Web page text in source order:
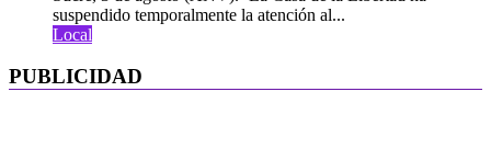
suspendido temporalmente la atención al...
Local
PUBLICIDAD